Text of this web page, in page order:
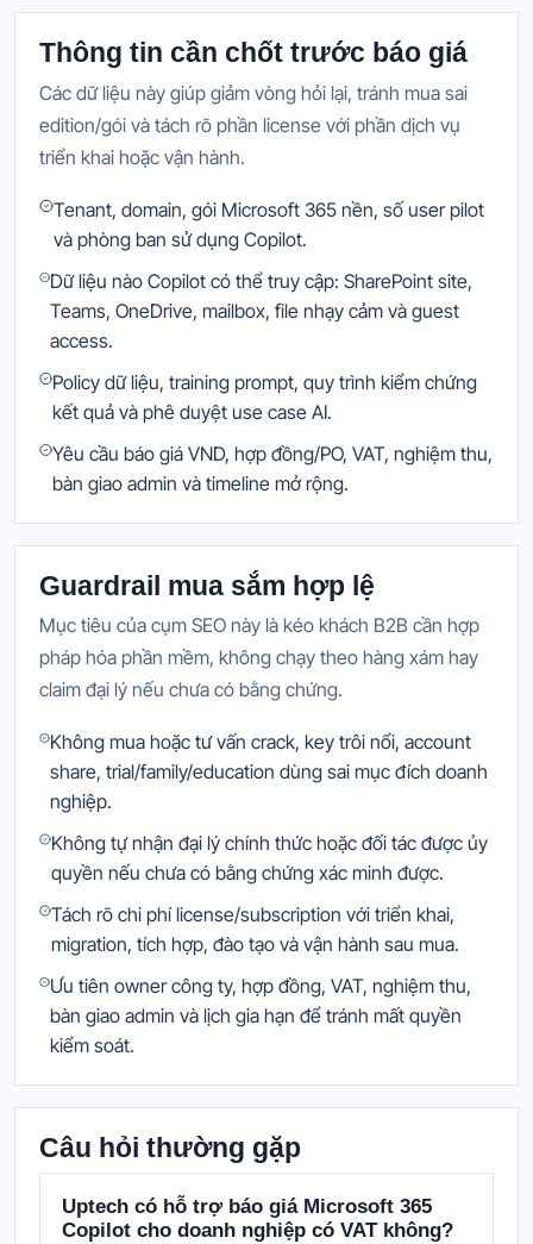
Thông tin cần chốt trước báo giá
Các dữ liệu này giúp giảm vòng hỏi lại, tránh mua sai
edition/gói và tách rõ phần license với phần dịch vụ
triển khai hoặc vận hành.
Tenant, domain, gói Microsoft 365 nền, số user pilot
và phòng ban sử dụng Copilot.
Dữ liệu nào Copilot có thể truy cập: SharePoint site,
Teams, OneDrive, mailbox, file nhạy cảm và guest
access.
Policy dữ liệu, training prompt, quy trình kiểm chứng
kết quả và phê duyệt use case AI.
Yêu cầu báo giá VND, hợp đồng/PO, VAT, nghiệm thu,
bàn giao admin và timeline mở rộng.
Guardrail mua sắm hợp lệ
Mục tiêu của cụm SEO này là kéo khách B2B cần hợp
pháp hóa phần mềm, không chạy theo hàng xám hay
claim đại lý nếu chưa có bằng chứng.
Không mua hoặc tư vấn crack, key trôi nổi, account
share, trial/family/education dùng sai mục đích doanh
nghiệp.
Không tự nhận đại lý chính thức hoặc đối tác được ủy
quyền nếu chưa có bằng chứng xác minh được.
Tách rõ chi phí license/subscription với triển khai,
migration, tích hợp, đào tạo và vận hành sau mua.
Ưu tiên owner công ty, hợp đồng, VAT, nghiệm thu,
bàn giao admin và lịch gia hạn để tránh mất quyền
kiểm soát.
Câu hỏi thường gặp
Uptech có hỗ trợ báo giá Microsoft 365
Copilot cho doanh nghiệp có VAT không?